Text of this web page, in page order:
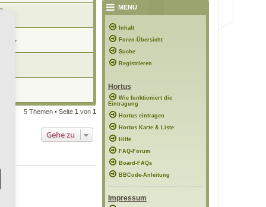
5 Themen • Seite 1 von 1
Gehe zu
MENÜ
Inhalt
Foren-Übersicht
Suche
Registrieren
Hortus
Wie funktioniert die
Eintragung
Hortus eintragen
Hortus Karte & Liste
Hilfe
FAQ-Forum
Board-FAQs
BBCode-Anleitung
Impressum